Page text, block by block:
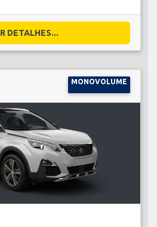
DETALHES...
MONOVOLUME